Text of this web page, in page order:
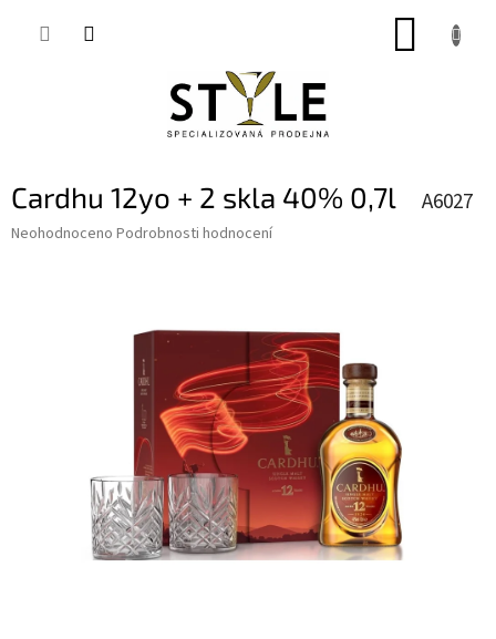
Cardhu 12yo + 2 skla 40% 0,7l A6027
Průměrné
Neohodnoceno Podrobnosti hodnocení